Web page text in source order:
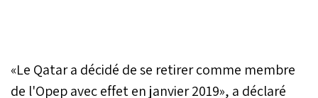
«Le Qatar a décidé de se retirer comme membre
de l'Opep avec effet en janvier 2019», a déclaré